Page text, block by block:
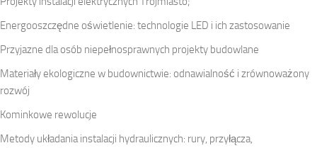
Energooszczędne oświetlenie: technologie LED i ich zastosowanie
Przyjazne dla osób niepełnosprawnych projekty budowlane
Materiały ekologiczne w budownictwie: odnawialność i zrównoważony
rozwój
Kominkowe rewolucje
Metody układania instalacji hydraulicznych: rury, przyłącza,